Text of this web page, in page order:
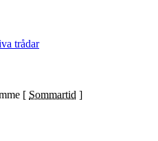
trådar
[ Sommartid ]